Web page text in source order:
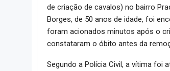
de criação de cavalos) no bairro
Borges, de 50 anos de idade, foi
foram acionados minutos após o
constataram o óbito antes da
Segundo a Polícia Civil, a vítima foi